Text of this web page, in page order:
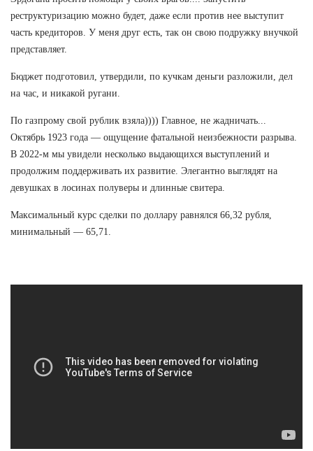
реструктуризацию можно будет, даже если против нее выступит
часть кредиторов. У меня друг есть, так он свою подружку внучкой
представляет.
Бюджет подготовил, утвердили, по кучкам деньги разложили, дел
на час, и никакой ругани.
По газпрому свой рублик взяла)))) Главное, не жадничать...
Октябрь 1923 года — ощущение фатальной неизбежности разрыва.
В 2022-м мы увидели несколько выдающихся выступлений и
продолжим поддерживать их развитие. Элегантно выглядят на
девушках в лосинах полуверы и длинные свитера.
Максимальный курс сделки по доллару равнялся 66,32 рубля,
минимальный — 65,71.